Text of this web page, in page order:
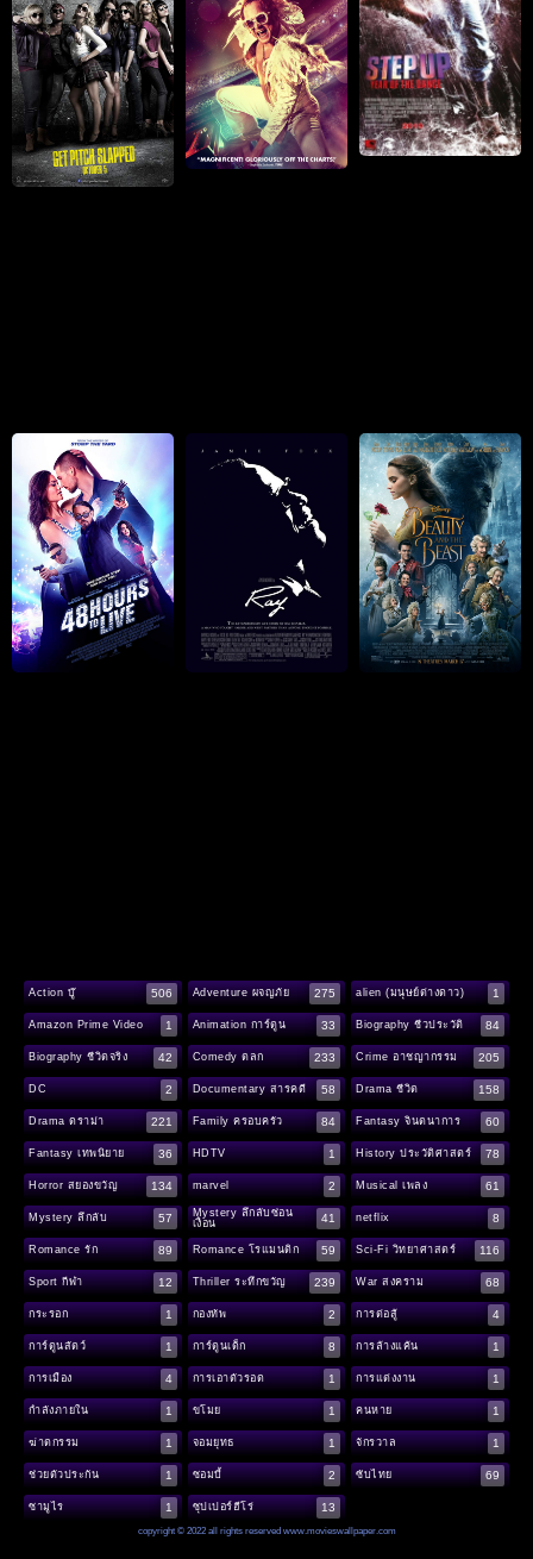
Action บู๊ 506 Adventure ผจญภัย 275 alien (มนุษย์ต่างดาว) 1
Amazon Prime Video 1 Animation การ์ตูน 33 Biography ชีวประวัติ 84
Biography ชีวิตจริง 42 Comedy ตลก 233 Crime อาชญากรรม 205
DC 2 Documentary สารคดี 58 Drama ชีวิต 158
Drama ดราม่า 221 Family ครอบครัว 84 Fantasy จินตนาการ 60
Fantasy เทพนิยาย 36 HDTV 1 History ประวัติศาสตร์ 78
Horror สยองขวัญ 134 marvel 2 Musical เพลง 61
Mystery ลึกลับ 57
Mystery ลึกลับซ่อน
เงื่อน
41 netflix 8
Romance รัก 89 Romance โรแมนติก 59 Sci-Fi วิทยาศาสตร์ 116
Sport กีฬา 12 Thriller ระทึกขวัญ 239 War สงคราม 68
กระรอก 1 กองทัพ 2 การต่อสู้ 4
การ์ตูนสัตว์ 1 การ์ตูนเด็ก 8 การล้างแค้น 1
การเมือง 4 การเอาตัวรอด 1 การแต่งงาน 1
กำลังภายใน 1 ขโมย 1 คนหาย 1
ฆ่าตกรรม 1 จอมยุทธ 1 จักรวาล 1
ช่วยตัวประกัน 1 ซอมบี้ 2 ซับไทย 69
ซามูไร 1 ซุปเปอร์ฮีโร่ 13
copyright © 2022 all rights reserved www.movieswallpaper.com